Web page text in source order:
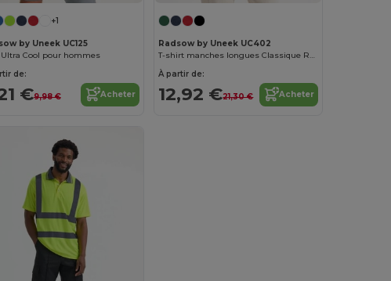
+1
by Uneek UC125
Ultra Cool pour hommes
de:
€9,98 € Acheter
Radsow by Uneek UC402
T-shirt manches longues Classique Rugby
À partir de:
12,92 €21,30 € Acheter